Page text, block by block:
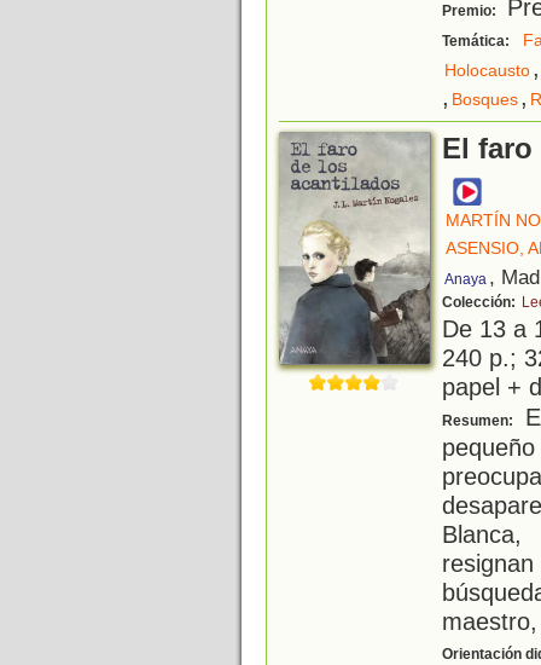
Premio:
Temática:
Holocausto,
, Bosques,
El
MARTÍN
ASENSIO,
Anaya ,
Colección:
De 13 a
240 p.;
papel +
Resumen:
Orientación